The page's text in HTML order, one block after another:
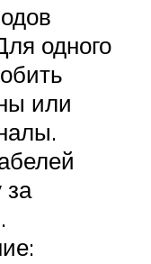
одного
или
за